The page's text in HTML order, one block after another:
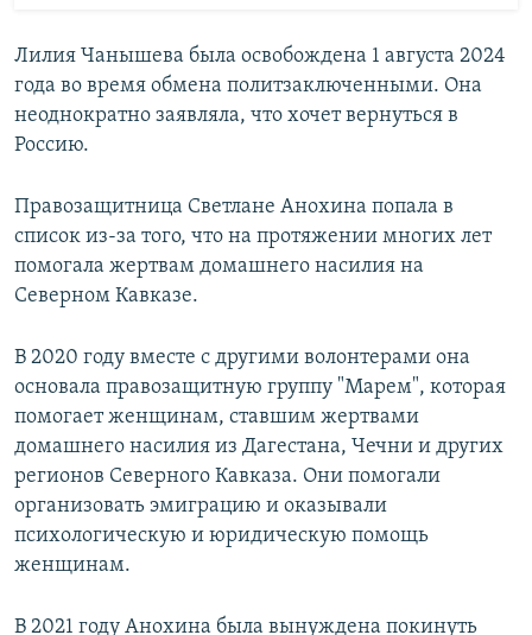
Лилия Чанышева была освобождена 1 августа 2024
года во время обмена политзаключенными. Она
неоднократно заявляла, что хочет вернуться в
Россию.
Правозащитница Светлане Анохина попала в
список из-за того, что на протяжении многих лет
помогала жертвам домашнего насилия на
Северном Кавказе.
В 2020 году вместе с другими волонтерами она
основала правозащитную группу "Марем", которая
помогает женщинам, ставшим жертвами
домашнего насилия из Дагестана, Чечни и других
регионов Северного Кавказа. Они помогали
организовать эмиграцию и оказывали
психологическую и юридическую помощь
женщинам.
В 2021 году Анохина была вынуждена покинуть